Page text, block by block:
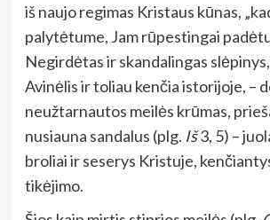
iš naujo regimas Kristaus kūnas,
palytėtume, Jam rūpestingai
Negirdėtas ir skandalingas
Avinėlis ir toliau kenčia istorijoje, –
neužtarnautos meilės krūmas,
nusiauna sandalus (plg. Iš3, 5) –
broliai ir seserys Kristuje,
tikėjimo.